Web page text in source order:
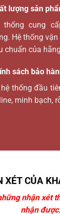
lượng sản
thống cung
Hệ thống
chuẩn của
sách bảo
hệ thống đầu
minh bạch,
XÉT CỦA
nhận xét
nhận